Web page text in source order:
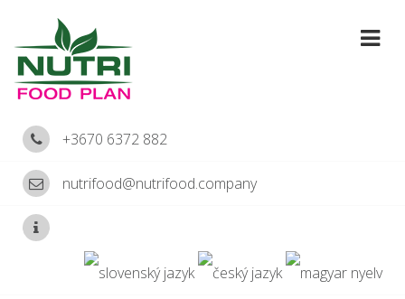
+3670 6372 882
nutrifood@nutrifood.company